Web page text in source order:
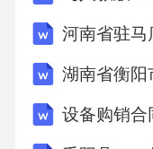
座、铸造车间4
建设阳极组装车
环水泵站4座）
设备购销合